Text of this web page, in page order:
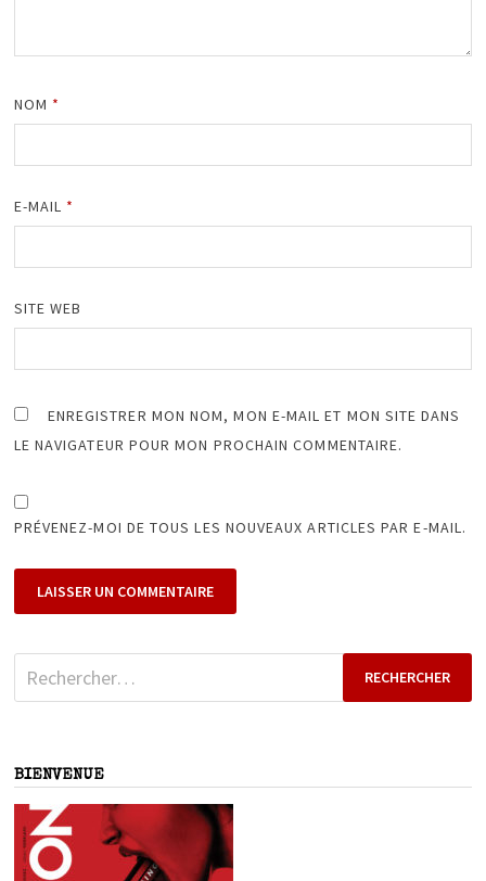
NOM *
E-MAIL *
SITE WEB
ENREGISTRER MON NOM, MON E-MAIL ET MON SITE DANS
LE NAVIGATEUR POUR MON PROCHAIN COMMENTAIRE.
PRÉVENEZ-MOI DE TOUS LES NOUVEAUX ARTICLES PAR E-MAIL.
Rechercher :
BIENVENUE